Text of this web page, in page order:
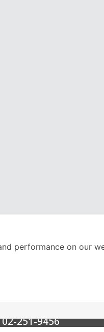
02-251-9456
performance on our